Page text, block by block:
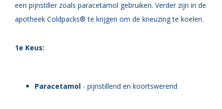
een pijnstiller zoals paracetamol gebruiken. Verder zijn in de
apotheek Coldpacks® te krijgen om de kneuzing te koelen.
1e Keus:
Paracetamol - pijnstillend en koortswerend